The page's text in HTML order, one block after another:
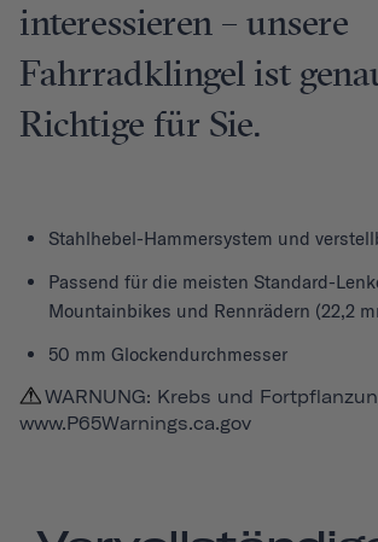
interessieren – unsere
Fahrradklingel ist
Richtige für Sie.
Stahlhebel-Hammersystem und
Passend für die meisten Standard-
Mountainbikes und Rennrädern (22,2
50 mm Glockendurchmesser
WARNUNG: Krebs und
www.P65Warnings.ca.gov